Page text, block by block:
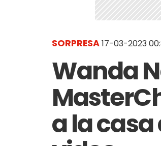
SORPRESA17-03-2023
Wanda
a la